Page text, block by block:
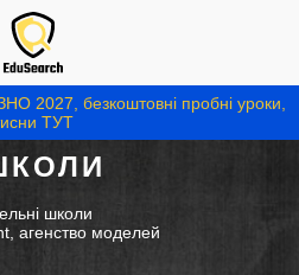
2027, безкоштовні пробні уроки,
ТУТ
школи
агенство моделей